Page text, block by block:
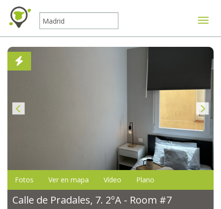
Fotos Ver en mapa Vídeo Plano
Calle de Pradales, 7. 2ºA - Room #7